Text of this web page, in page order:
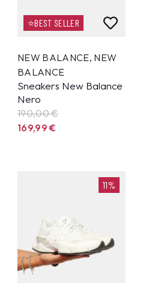
⭐BEST SELLER
NEW BALANCE, NEW
BALANCE
Sneakers New Balance
Nero
190,00 €
169,99€
11%